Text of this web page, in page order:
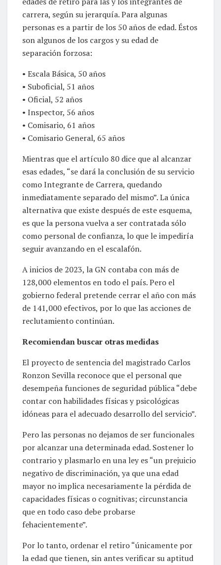
carrera, según su jerarquía. Para algunas
personas es a partir de los 50 años de edad. Éstos
son algunos de los cargos y su edad de
separación forzosa:
• Escala Básica, 50 años
• Suboficial, 51 años
• Oficial, 52 años
• Inspector, 56 años
• Comisario, 61 años
• Comisario General, 65 años
Mientras que el artículo 80 dice que al alcanzar
esas edades, “se dará la conclusión de su servicio
como Integrante de Carrera, quedando
inmediatamente separado del mismo”. La única
alternativa que existe después de este esquema,
es que la persona vuelva a ser contratada sólo
como personal de confianza, lo que le impediría
seguir avanzando en el escalafón.
A inicios de 2023, la GN contaba con más de
128,000 elementos en todo el país. Pero el
gobierno federal pretende cerrar el año con más
de 141,000 efectivos, por lo que las acciones de
reclutamiento continúan.
Recomiendan buscar otras medidas
El proyecto de sentencia del magistrado Carlos
Ronzon Sevilla reconoce que el personal que
desempeña funciones de seguridad pública “debe
contar con habilidades físicas y psicológicas
idóneas para el adecuado desarrollo del servicio”.
Pero las personas no dejamos de ser funcionales
por alcanzar una determinada edad. Sostener lo
contrario y plasmarlo en una ley es “un prejuicio
negativo de discriminación, ya que una edad
mayor no implica necesariamente la pérdida de
capacidades físicas o cognitivas; circunstancia
que en todo caso debe probarse
fehacientemente”.
Por lo tanto, ordenar el retiro “únicamente por
la edad que tienen, sin antes verificar su aptitud